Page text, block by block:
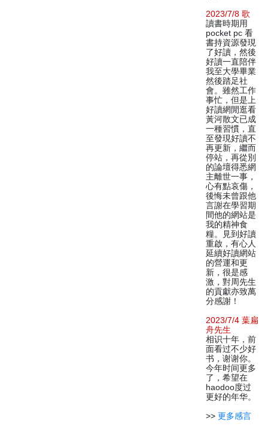
2023/7/8 歌
讀書時期用
pocket pc 看
書持資源發現
了好讀，然後
好讀一直陪伴
我至大學畢業
然後踏足社
會。雖然工作
事忙，但是上
好讀網閒逛看
黃河散文已成
一種習慣，直
至發現好讀不
再更新，繼而
停站，再從別
的論壇得悉網
主離世一事，
心有點哀傷，
後悔未曾跟他
言謝在學習期
間他的網站是
我的精神食
糧。見到好讀
重啟，有心人
延續好讀網站
的營運和更
新，很是感
激，對周先生
的貢獻亦致萬
分感謝！
2023/7/4 葉扁
舟先生
相识十年，前
面看过不少好
书，谢谢你。
今年时间更多
了，希望在
haodoo度过
更好的年华。
>> 更多感言